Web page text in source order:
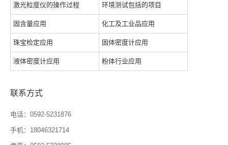
激光粒度仪的操作过程 环境测试包括的项目
固含量应用 化工及工业品应用
珠宝检定应用 固体密度计应用
液体密度计应用 粉体行业应用
联系方式
电话：0592-5231876
手机：18046321714